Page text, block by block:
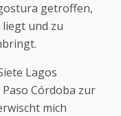
getroffen,
liegt und zu
Lagos
Córdoba zur
mich